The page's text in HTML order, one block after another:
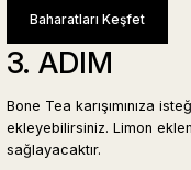
Baharatları Keşfet
3. ADIM
Bone Tea karışımınıza
ekleyebilirsiniz. Limon
sağlayacaktır.